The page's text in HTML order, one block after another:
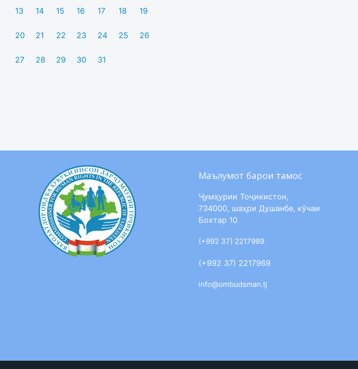
13 14 15 16 17 18 19
20 21 22 23 24 25 26
27 28 29 30 31
Маълумот барои тамос
Ҷумҳурии Тоҷикистон,
734000, шаҳри Душанбе, кӯчаи
Бохтар 10
(+992 37) 2217989
(+992 37) 2217969
info@ombudsman.tj